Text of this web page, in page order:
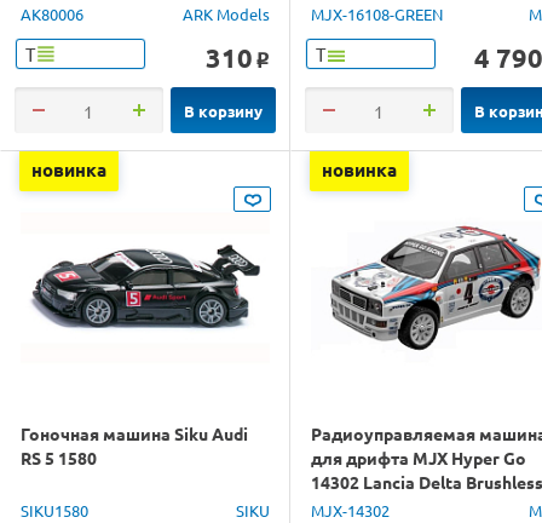
AK80006 ARK Models
Т 310 o
В корзину
RTR
MJX-16108-GREEN
Т 4 790
В
новинка
Гоночная машина Siku Audi
RS 5 1580
SIKU1580 SIKU
новинка
Радиоуправляемая
для дрифта MJX Hyper Go
14302 Lancia Delta Brushless
4WD 2.4G LED 1/14 RTR
MJX-14302